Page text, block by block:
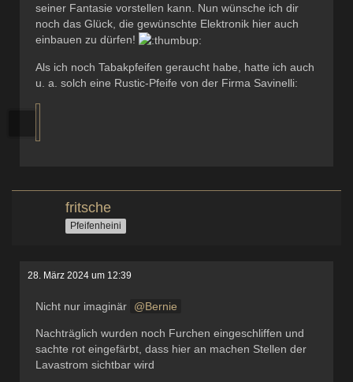
seiner Fantasie vorstellen kann. Nun wünsche ich dir
noch das Glück, die gewünschte Elektronik hier auch
einbauen zu dürfen!
Als ich noch Tabakpfeifen geraucht habe, hatte ich auch
u. a. solch eine Rustic-Pfeife von der Firma Savinelli:
fritsche
Pfeifenheini
28. März 2024 um 12:39
Nicht nur imaginär Bernie
Nachträglich wurden noch Furchen eingeschliffen und
sachte rot eingefärbt, dass hier an machen Stellen der
Lavastrom sichtbar wird